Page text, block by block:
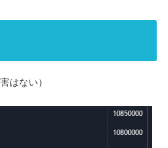
はない）